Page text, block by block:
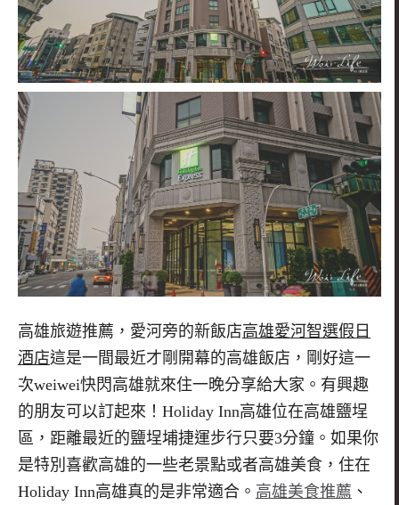
高雄旅遊推薦，愛河旁的新飯店高雄愛河智選假日
酒店這是一間最近才剛開幕的高雄飯店，剛好這一
次weiwei快閃高雄就來住一晚分享給大家。有興趣
的朋友可以訂起來！ Holiday Inn高雄位在高雄鹽埕
區，距離最近的鹽埕埔捷運步行只要3分鐘。如果你
是特別喜歡高雄的一些老景點或者高雄美食，住在
Holiday Inn高雄真的是非常適合。 高雄美食推薦 、